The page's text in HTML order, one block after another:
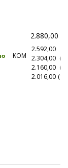
KOM
2.880,00
2.592,00
2.304,00
2.160,00
2.016,00